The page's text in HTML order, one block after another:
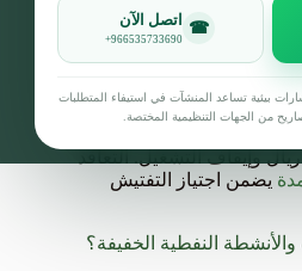
☎ اتصل الآن
+966535733690
بيئية تساعد المنشآت في استيفاء المتطلبات
من الجهات التنظيمية المختصة.
في السعودية تشترط أنظمة
المستعملة والنفايات
فعّالة، وسجلات صيانة دورية
غير صحيح للزيوت قد يؤدي
يضمن اجتياز التفتيش
النفطية الخفيفة؟